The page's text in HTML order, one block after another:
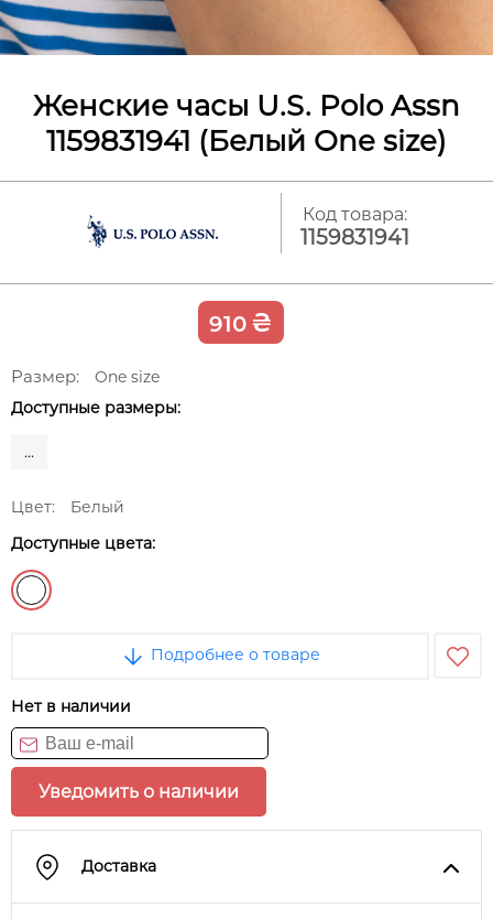
Женские часы U.S. Polo Assn
1159831941 (Белый One size)
Код товара:
1159831941
910 ₴
Размер:
One size
Доступные размеры:
...
Цвет:
Белый
Доступные цвета:
Подробнее о товаре
Нет в наличии
Уведомить о наличии
Доставка